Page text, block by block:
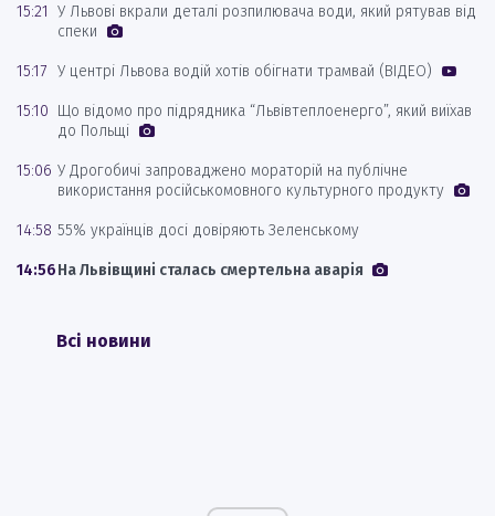
15:21 У Львові вкрали деталі розпилювача води, який рятував від
спеки
15:17 У центрі Львова водій хотів обігнати трамвай (ВІДЕО)
15:10 Що відомо про підрядника “Львівтеплоенерго”, який виїхав
до Польщі
15:06 У Дрогобичі запроваджено мораторій на публічне
використання російськомовного культурного продукту
14:58 55% українців досі довіряють Зеленському
14:56На Львівщині сталась смертельна аварія
Всі новини